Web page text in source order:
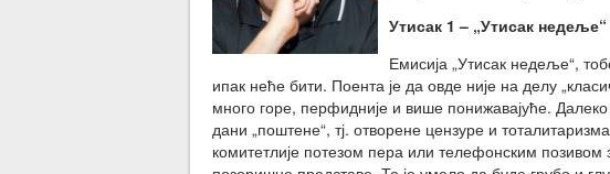
Утисак 1 – „Утисак недеље“
Емисија „Утисак недеље“,
ипак неће бити. Поента је да овде није на делу
много горе, перфидније и више понижавајуће.
дани „поштене“, тј. отворене цензуре и
комитетлије потезом пера или телефонским